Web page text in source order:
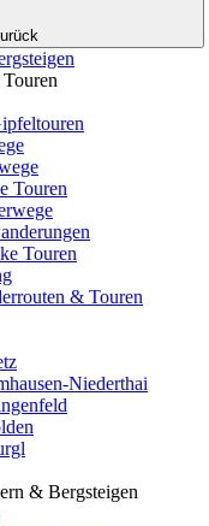
Touren
Touren
& Touren
Niederthai
& Bergsteigen